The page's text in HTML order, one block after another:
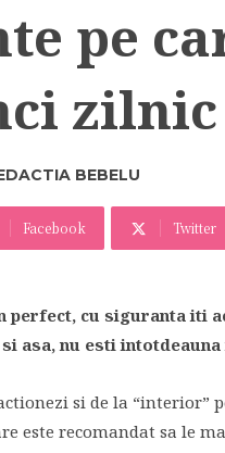
pe
zilnic
BEBELU
Facebook Twitter
perfect, cu siguranta iti
asa, nu esti
si de la “interior”
este recomandat sa le